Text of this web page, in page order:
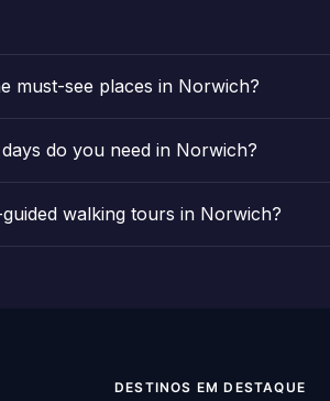
must-see places in Norwich?
do you need in Norwich?
walking tours in Norwich?
DESTINOS EM DESTAQUE